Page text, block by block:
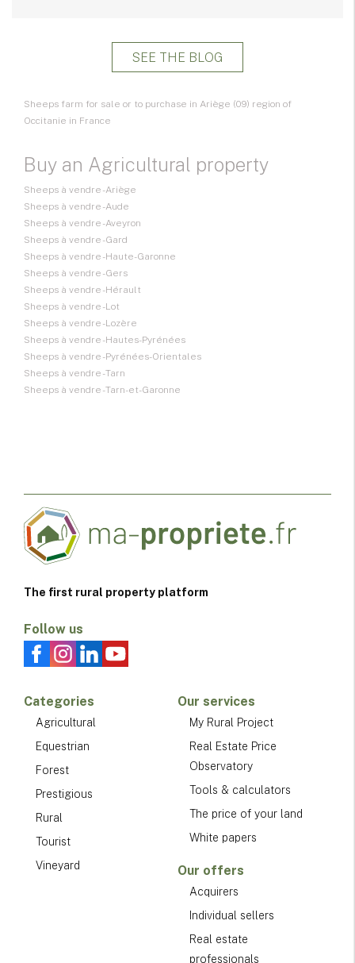
SEE THE BLOG
Sheeps farm for sale or to purchase in Ariège (09) region of
Occitanie in France
Buy an Agricultural property
Sheeps à vendre - Ariège
Sheeps à vendre - Aude
Sheeps à vendre - Aveyron
Sheeps à vendre - Gard
Sheeps à vendre - Haute-Garonne
Sheeps à vendre - Gers
Sheeps à vendre - Hérault
Sheeps à vendre - Lot
Sheeps à vendre - Lozère
Sheeps à vendre - Hautes-Pyrénées
Sheeps à vendre - Pyrénées-Orientales
Sheeps à vendre - Tarn
Sheeps à vendre - Tarn-et-Garonne
The first rural property platform
Follow us
Categories
Agricultural
Equestrian
Forest
Prestigious
Rural
Tourist
Vineyard
Our services
My Rural Project
Real Estate Price
Observatory
Tools & calculators
The price of your land
White papers
Our offers
Acquirers
Individual sellers
Real estate
professionals